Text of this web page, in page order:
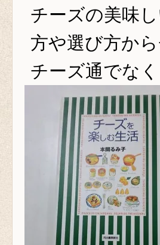
チーズの美味
方や選び方か
チーズ通でな